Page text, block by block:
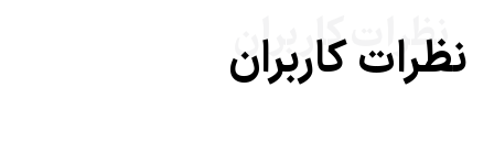
نظرات کاربران
نظرات کاربران